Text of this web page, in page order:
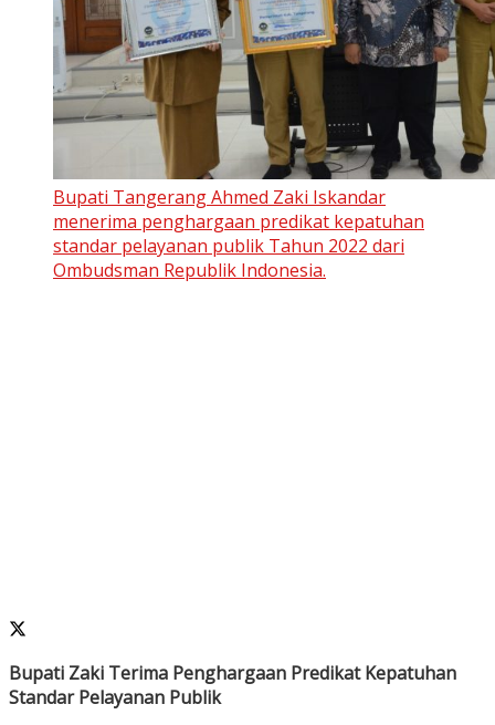
Bupati Tangerang Ahmed Zaki Iskandar
menerima penghargaan predikat kepatuhan
standar pelayanan publik Tahun 2022 dari
Ombudsman Republik Indonesia.
Bupati Zaki Terima Penghargaan Predikat Kepatuhan
Standar Pelayanan Publik